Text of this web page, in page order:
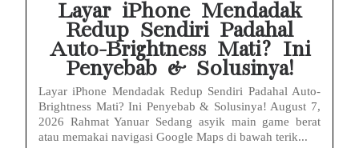
Layar iPhone Mendadak
Redup Sendiri Padahal
Auto-Brightness Mati? Ini
Penyebab & Solusinya!
Layar iPhone Mendadak Redup Sendiri Padahal Auto-
Brightness Mati? Ini Penyebab & Solusinya! August 7,
2026 Rahmat Yanuar Sedang asyik main game berat
atau memakai navigasi Google Maps di bawah terik...